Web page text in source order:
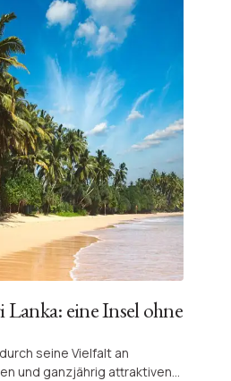
eine Insel ohne
seine Vielfalt an
und ganzjährig attraktiven